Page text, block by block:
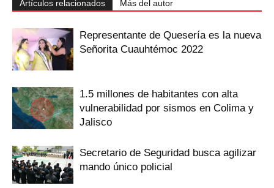
Artículos relacionados Más del autor
Representante de Quesería es la nueva
Señorita Cuauhtémoc 2022
1.5 millones de habitantes con alta
vulnerabilidad por sismos en Colima y
Jalisco
Secretario de Seguridad busca agilizar
mando único policial